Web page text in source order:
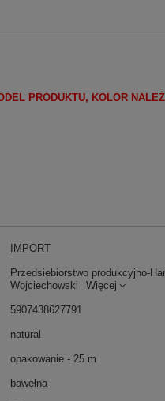
PRODUKTU, KOLOR
IMPORT
Przedsiebiorstwo produkcyjno-
Wojciechowski
Więcej
5907438627791
natural
opakowanie - 25 m
bawełna